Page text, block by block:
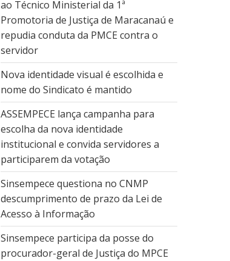
ao Técnico Ministerial da 1ª
Promotoria de Justiça de Maracanaú e
repudia conduta da PMCE contra o
servidor
Nova identidade visual é escolhida e
nome do Sindicato é mantido
ASSEMPECE lança campanha para
escolha da nova identidade
institucional e convida servidores a
participarem da votação
Sinsempece questiona no CNMP
descumprimento de prazo da Lei de
Acesso à Informação
Sinsempece participa da posse do
procurador-geral de Justiça do MPCE